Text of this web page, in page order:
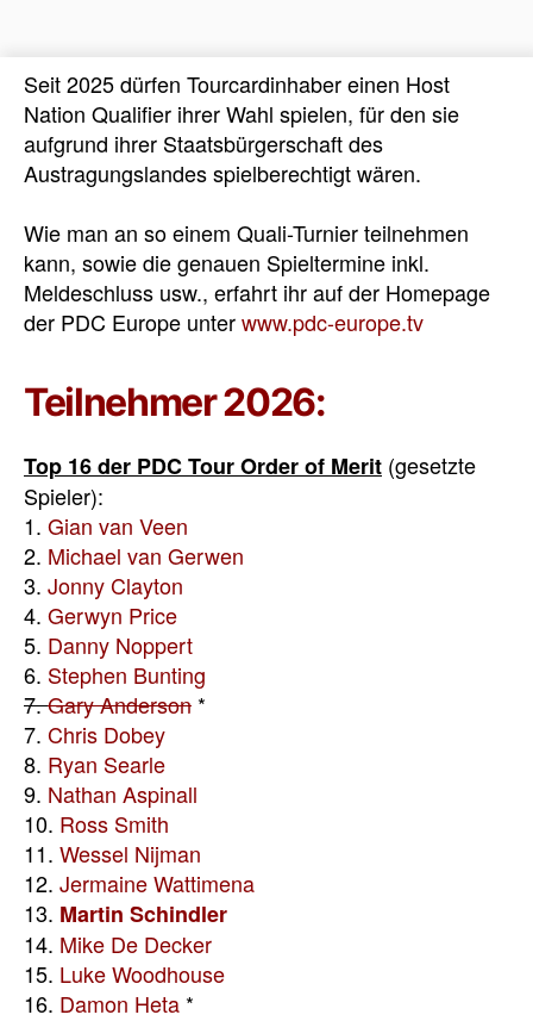
Seit 2025 dürfen Tourcardinhaber einen Host
Nation Qualifier ihrer Wahl spielen, für den sie
aufgrund ihrer Staatsbürgerschaft des
Austragungslandes spielberechtigt wären.
Wie man an so einem Quali-Turnier teilnehmen
kann, sowie die genauen Spieltermine inkl.
Meldeschluss usw., erfahrt ihr auf der Homepage
der PDC Europe unterwww.pdc-europe.tv
Teilnehmer 2026:
Top 16 der PDC Tour Order of Merit (gesetzte
Spieler):
1. Gian van Veen
2. Michael van Gerwen
3. Jonny Clayton
4. Gerwyn Price
5. Danny Noppert
6. Stephen Bunting
7.Gary Anderson *
7. Chris Dobey
8. Ryan Searle
9. Nathan Aspinall
10. Ross Smith
11. Wessel Nijman
12. Jermaine Wattimena
13. Martin Schindler
14. Mike De Decker
15. Luke Woodhouse
16. Damon Heta *